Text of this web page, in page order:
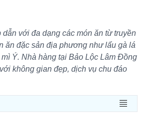
với đa dạng các món ăn từ truyền
ăn đặc sản địa phương như lẩu gà lá
Ý. Nhà hàng tại Bảo Lộc Lâm Đồng
không gian đẹp, dịch vụ chu đáo